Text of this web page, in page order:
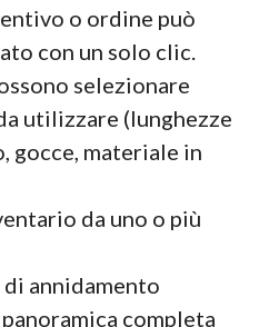
o ordine può
con un solo clic.
selezionare
utilizzare (lunghezze
gocce, materiale in
da uno o più
annidamento
completa